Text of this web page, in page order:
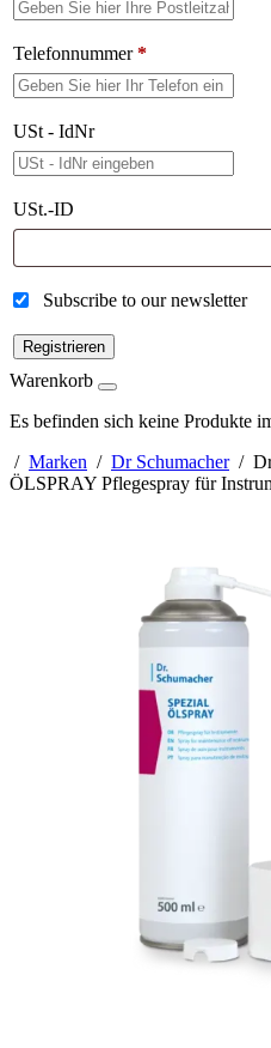
Telefonnummer*
USt - IdNr
USt.-ID
Subscribe to our newsletter
Registrieren
Warenkorb
Es befinden sich keine Produkte
/ Marken / Dr Schumacher/ Dr.
ÖLSPRAY Pflegespray für